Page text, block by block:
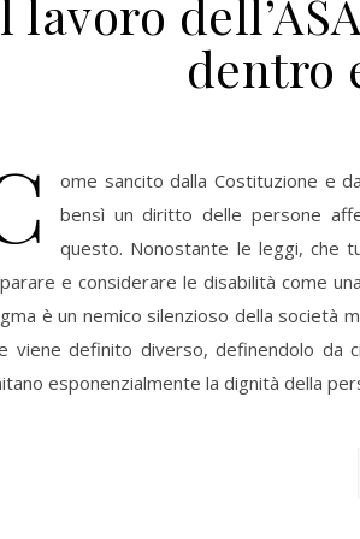
lavoro
dentro
ome sancito dalla Costituzione e
bensì un diritto delle persone
questo. Nonostante le leggi, che
e considerare le disabilità come
è un nemico silenzioso della società
viene definito diverso, definendolo da
esponenzialmente la dignità della